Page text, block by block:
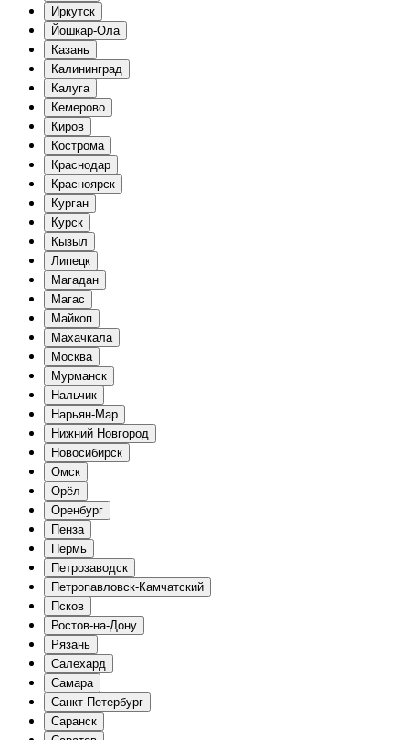
Иркутск
Йошкар-Ола
Казань
Калининград
Калуга
Кемерово
Киров
Кострома
Краснодар
Красноярск
Курган
Курск
Кызыл
Липецк
Магадан
Магас
Майкоп
Махачкала
Москва
Мурманск
Нальчик
Нарьян-Мар
Нижний Новгород
Новосибирск
Омск
Орёл
Оренбург
Пенза
Пермь
Петрозаводск
Петропавловск-Камчатский
Псков
Ростов-на-Дону
Рязань
Салехард
Самара
Санкт-Петербург
Саранск